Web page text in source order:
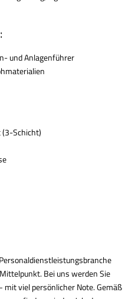
und Anlagenführer
Schicht)
Bei uns werden Sie
viel persönlicher Note. Gemäß